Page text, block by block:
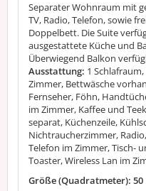
Separater Wohnraum mit
TV, Radio, Telefon, sowie
Doppelbett. Die Suite
ausgestattete Küche und
Überwiegend Balkon
Ausstattung: 1
Zimmer, Bettwäsche
Fernseher, Föhn,
im Zimmer, Kaffee und
separat, Küchenzeile,
Nichtraucherzimmer,
Telefon im Zimmer, Tisch-
Toaster, Wireless Lan im
Größe (Quadratmeter): 50